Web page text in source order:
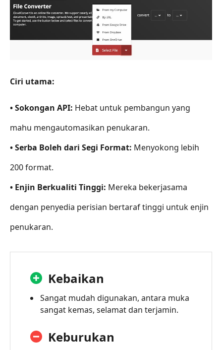
Ciri utama:
• Sokongan API: Hebat untuk pembangun yang
mahu mengautomasikan penukaran.
• Serba Boleh dari Segi Format: Menyokong lebih
200 format.
• Enjin Berkualiti Tinggi: Mereka bekerjasama
dengan penyedia perisian bertaraf tinggi untuk enjin
penukaran.
Kebaikan
Sangat mudah digunakan, antara muka
sangat kemas, selamat dan terjamin.
Keburukan